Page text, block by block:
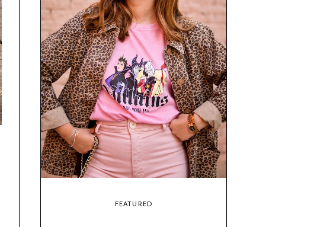
FEATURED